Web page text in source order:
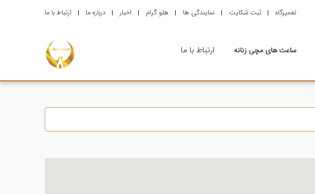
ارتباط با ما درباره ما اخبار هلو گرام نمایندگی ها ثبت شکایت تعمیرگاه
ساعت های مچی زنانه ارتباط با ما